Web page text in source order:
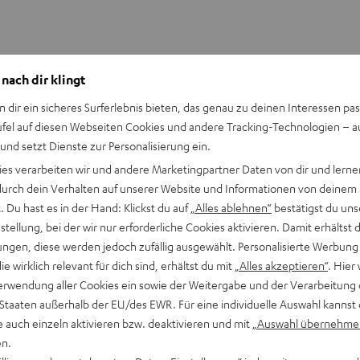
Lesungen, Jubiläen und gibt auch Solokonzerte. Seine
sowohl bekannte Klassiker als auch moderne Stücke
Improvisationen, egal ob vierhändig oder mit
nach dir klingt
dir ein sicheres Surferlebnis bieten, das genau zu deinen Interessen
auf diesen Webseiten Cookies und andere Tracking-Technologien –
setzt Dienste zur Personalisierung ein.
verarbeiten wir und andere Marketingpartner Daten von dir und
dein Verhalten auf unserer Website und Informationen von deinem
Du hast es in der Hand: Klickst du auf „Alles ablehnen“ bestätigst du
bei der wir nur erforderliche Cookies aktivieren. Damit erhältst
diese werden jedoch zufällig ausgewählt. Personalisierte
wirklich relevant für dich sind, erhältst du mit „Alles akzeptieren“. Hier
aller Cookies ein sowie der Weitergabe und der Verarbeitung
außerhalb der EU/des EWR. Für eine individuelle Auswahl kannst
auch einzeln aktivieren bzw. deaktivieren und mit „Auswahl